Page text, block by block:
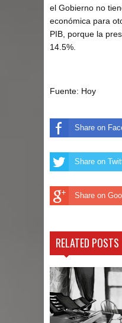
el Gobierno no
económica para
PIB, porque la
14.5%.
Fuente: Hoy
Share on
Share on
Share on
RELATED POSTS